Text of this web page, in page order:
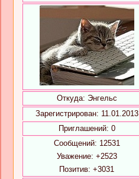
Откуда: Энгельс
Зарегистрирован: 11.01.2013
Приглашений: 0
Сообщений: 12531
Уважение: +2523
Позитив: +3031